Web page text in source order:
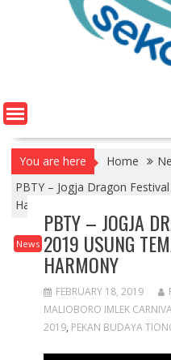
You are here Home
PBTY – Jogja Dragon
Harmony
News
PBTY – JOGJA
2019 USUNG
HARMONY
FEBRUARY 18, 2019
MALIOBORO IMLEK
2019, PEKAN BUDAYA